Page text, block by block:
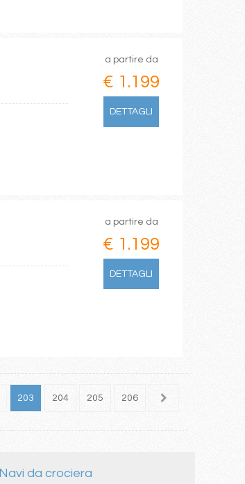
a partire da
€ 1.199
DETTAGLI
a partire da
€ 1.199
DETTAGLI
203 204 205 206 207
Navi da crociera